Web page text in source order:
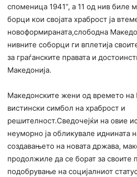
споменица 1941“, а 11 од нив биле
борци кои својата храброст ја
новоформираната,слободна
нивните соборци ги вплетија
за граѓанските правата и
Македонија.
Македонските жени од времето
вистински симбол на храброст и
решителност.Сведочејќи на овие
неуморно ја обликувале иднината
создавањето на новата држава,
продолжиле да се борат за своите
подобрување на социјалниот